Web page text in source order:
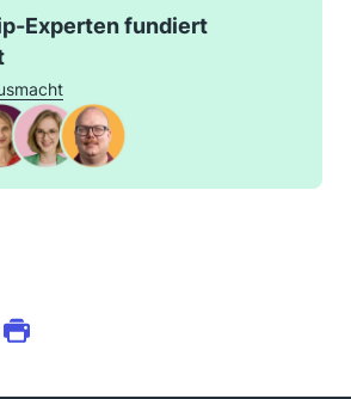
Experten fundiert